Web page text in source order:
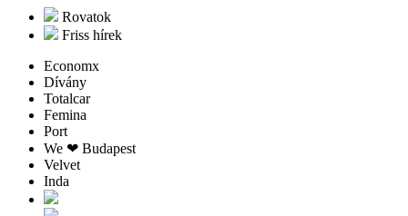
Rovatok
Friss hírek
Economx
Dívány
Totalcar
Femina
Port
We ❤︎ Budapest
Velvet
Inda